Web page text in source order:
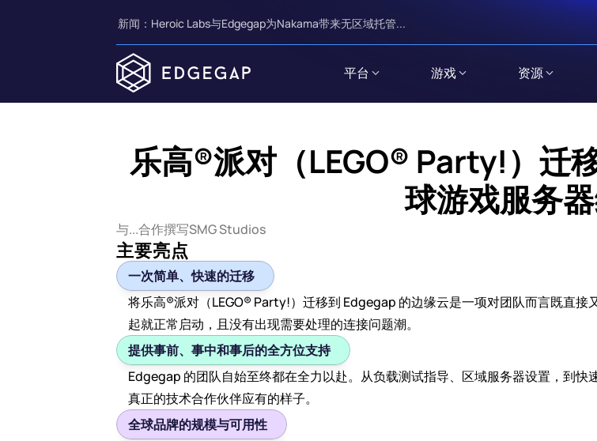
新闻：Heroic Labs与Edgegap为Nakama带来无区域托管...
平台 游戏 资源
乐高®派对（LEGO® Party!）迁
球游戏服务
与...合作撰写SMG Studios
主要亮点
一次简单、快速的迁移
将乐高®派对（LEGO® Party!）迁移到 Edgegap 的边缘云是一项对团队而言既直
起就正常启动，且没有出现需要处理的连接问题潮。
提供事前、事中和事后的全方位支持
Edgegap 的团队自始至终都在全力以赴。从负载测试指导、区域服务器设置，到
真正的技术合作伙伴应有的样子。
全球品牌的规模与可用性